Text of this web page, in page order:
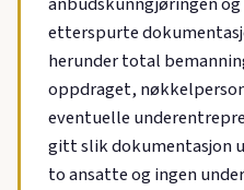
etterspurte
herunder total
oppdraget,
eventuelle
gitt slik dokumentasjon
to ansatte og ingen